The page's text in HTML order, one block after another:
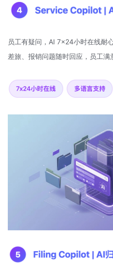
员工有疑问，AI 7x24小时在线耐
差旅、报销问题随时回应，员工满